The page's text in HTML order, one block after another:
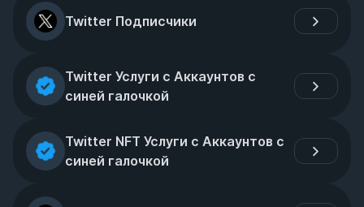
Twitter Подписчики
Twitter Услуги с Аккаунтов с
синей галочкой
Twitter NFT Услуги с Аккаунтов с
синей галочкой